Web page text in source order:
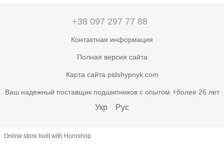
+38 097 297 77 88
Контактная информация
Полная версия сайта
Карта сайта pidshypnyk.com
Ваш надежный поставщик подшипников с опытом ⚡более 26 лет
Укр Рус
Online store built with Horoshop